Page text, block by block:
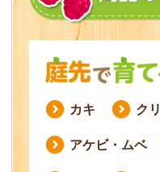
カキ クリ
アケビ・ムベ